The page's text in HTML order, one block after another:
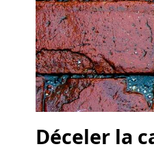
Déceler la